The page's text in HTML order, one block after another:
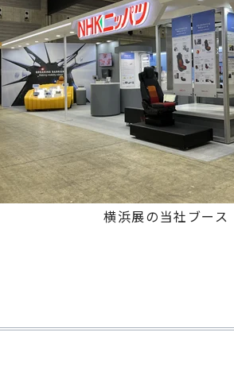
横浜展の当社ブース